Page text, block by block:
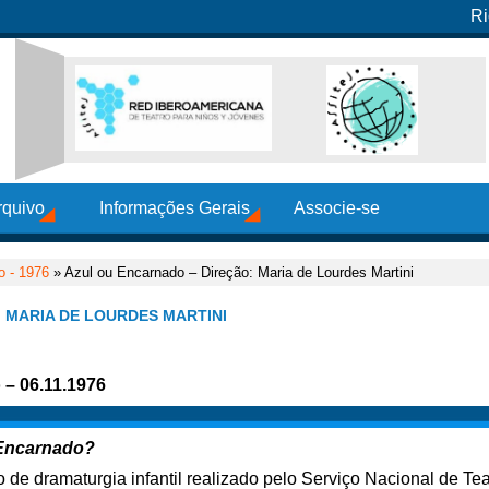
Informações Gerais Associe-se
- 1976 » Azul ou Encarnado – Direção: Maria de Lourdes Martini
DE LOURDES MARTINI
06.11.1976
de dramaturgia infantil realizado pelo Serviço Nacional de